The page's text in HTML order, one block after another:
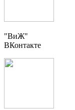
"ВиЖ"
ВКонтакте